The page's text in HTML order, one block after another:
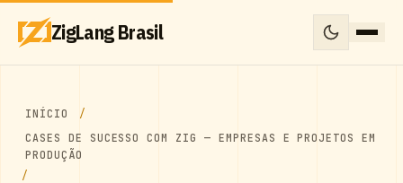
ZigLang Brasil
INÍCIO
CASES DE SUCESSO COM ZIG — EMPRESAS E PROJETOS EM
PRODUÇÃO